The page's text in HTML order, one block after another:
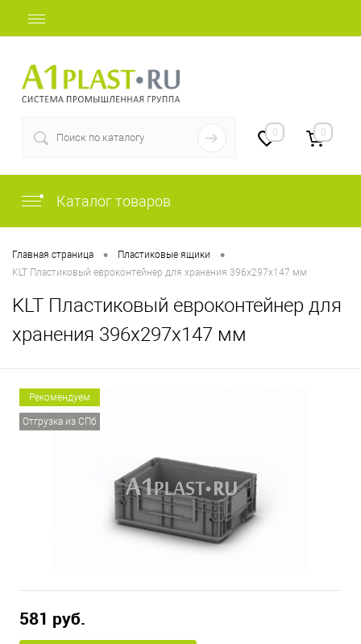
0 0
Каталог товаров
Главная страница • Пластиковые ящики •
KLT Пластиковый евроконтейнер для хранения 396х297х147 мм
KLT Пластиковый евроконтейнер для
хранения 396х297х147 мм
Рекомендуем
Отгрузка из СПб
581 руб.